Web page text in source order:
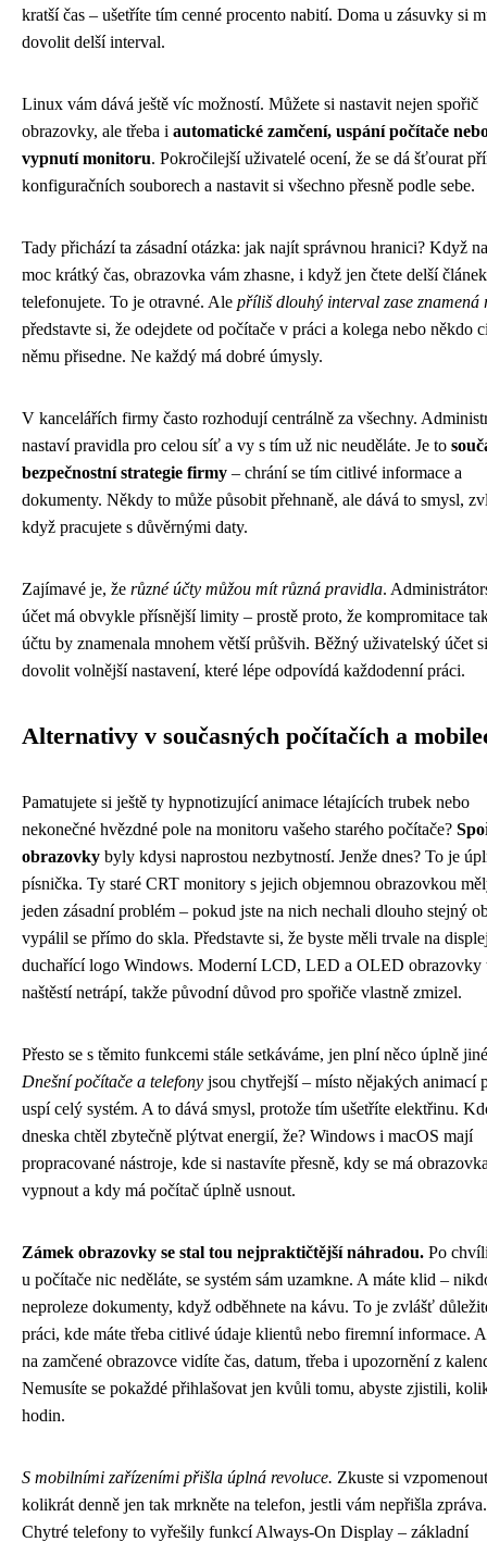
kratší čas – ušetříte tím cenné procento nabití. Doma u zásuvky si
dovolit delší interval.
Linux vám dává ještě víc možností. Můžete si nastavit nejen spořič
obrazovky, ale třeba i automatické zamčení, uspání počítače
vypnutí monitoru. Pokročilejší uživatelé ocení, že se dá šťourat
konfiguračních souborech a nastavit si všechno přesně podle sebe.
Tady přichází ta zásadní otázka: jak najít správnou hranici? Když
moc krátký čas, obrazovka vám zhasne, i když jen čtete delší
telefonujete. To je otravné. Ale příliš dlouhý interval zase znamená
představte si, že odejdete od počítače v práci a kolega nebo někdo
němu přisedne. Ne každý má dobré úmysly.
V kancelářích firmy často rozhodují centrálně za všechny.
nastaví pravidla pro celou síť a vy s tím už nic neuděláte. Je to
bezpečnostní strategie firmy – chrání se tím citlivé informace a
dokumenty. Někdy to může působit přehnaně, ale dává to smysl,
když pracujete s důvěrnými daty.
Zajímavé je, že různé účty můžou mít různá pravidla.
účet má obvykle přísnější limity – prostě proto, že kompromitace
účtu by znamenala mnohem větší průšvih. Běžný uživatelský účet
dovolit volnější nastavení, které lépe odpovídá každodenní práci.
Alternativy v současných počítačích a
Pamatujete si ještě ty hypnotizující animace létajících trubek nebo
nekonečné hvězdné pole na monitoru vašeho starého počítače?
obrazovky byly kdysi naprostou nezbytností. Jenže dnes? To je
písnička. Ty staré CRT monitory s jejich objemnou obrazovkou
jeden zásadní problém – pokud jste na nich nechali dlouho stejný
vypálil se přímo do skla. Představte si, že byste měli trvale na
duchařící logo Windows. Moderní LCD, LED a OLED obrazovky
naštěstí netrápí, takže původní důvod pro spořiče vlastně zmizel.
Přesto se s těmito funkcemi stále setkáváme, jen plní něco úplně
Dnešní počítače a telefony jsou chytřejší – místo nějakých animací
uspí celý systém. A to dává smysl, protože tím ušetříte elektřinu.
dneska chtěl zbytečně plýtvat energií, že? Windows i macOS mají
propracované nástroje, kde si nastavíte přesně, kdy se má
vypnout a kdy má počítač úplně usnout.
Zámek obrazovky se stal tou nejpraktičtější náhradou. Po
u počítače nic neděláte, se systém sám uzamkne. A máte klid –
neproleze dokumenty, když odběhnete na kávu. To je zvlášť
práci, kde máte třeba citlivé údaje klientů nebo firemní informace.
na zamčené obrazovce vidíte čas, datum, třeba i upozornění z
Nemusíte se pokaždé přihlašovat jen kvůli tomu, abyste zjistili,
hodin.
S mobilními zařízeními přišla úplná revoluce. Zkuste si
kolikrát denně jen tak mrkněte na telefon, jestli vám nepřišla zpráva.
Chytré telefony to vyřešily funkcí Always-On Display – základní